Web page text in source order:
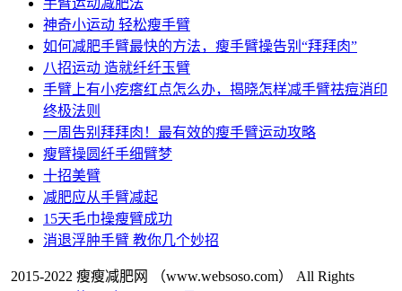
手臂运动减肥法
神奇小运动 轻松瘦手臂
如何减肥手臂最快的方法，瘦手臂操告别“拜拜肉”
八招运动 造就纤纤玉臂
手臂上有小疙瘩红点怎么办，揭晓怎样减手臂祛痘消印
终极法则
一周告别拜拜肉！最有效的瘦手臂运动攻略
瘦臂操圆纤手细臂梦
十招美臂
减肥应从手臂减起
15天毛巾操瘦臂成功
消退浮肿手臂 教你几个妙招
2015-2022 瘦瘦减肥网
（www.websoso.com） All Rights